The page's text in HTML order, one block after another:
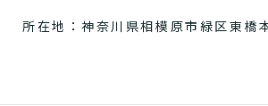
所在地：神奈川県相模原市緑区東橋